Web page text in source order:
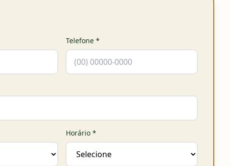
Telefone *
Horário *